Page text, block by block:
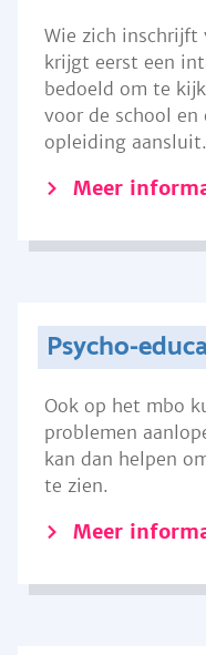
Wie zich
krijgt eerst een
bedoeld om te
voor de school
opleiding
Meer
Psycho-
Ook op het mbo
problemen
kan dan helpen
te zien.
Meer